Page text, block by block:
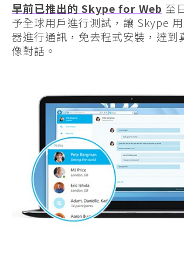
早前已推出的 Skype for Web 至
予全球用戶進行測試，讓 Skype
器進行通訊，免去程式安裝，達到
像對話。